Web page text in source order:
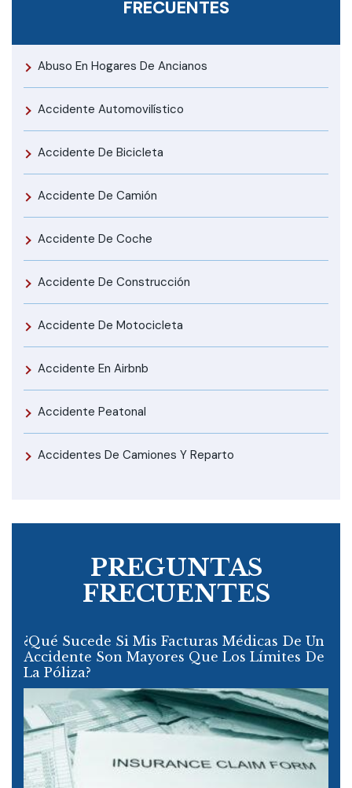
FRECUENTES
Abuso En Hogares De Ancianos
Accidente Automovilístico
Accidente De Bicicleta
Accidente De Camión
Accidente De Coche
Accidente De Construcción
Accidente De Motocicleta
Accidente En Airbnb
Accidente Peatonal
Accidentes De Camiones Y Reparto
PREGUNTAS
FRECUENTES
¿Qué Sucede Si Mis Facturas Médicas De Un
Accidente Son Mayores Que Los Límites De
La Póliza?